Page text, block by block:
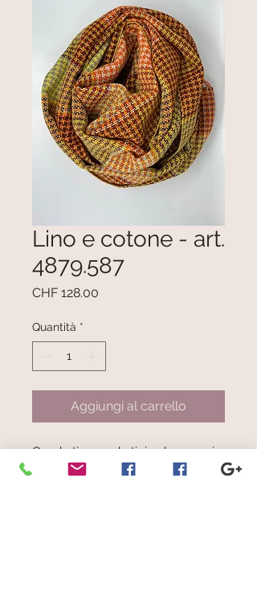
Lino e cotone - art.
4879.587
CHF 128.00
Quantità *
Aggiungi al carrello
Quadrati e quadratini color arancio
chiaro e scuro, marrone chiaro e